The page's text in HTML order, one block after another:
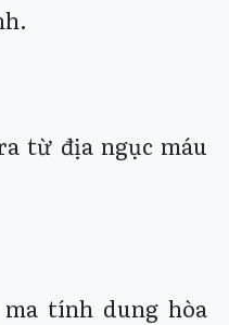
từ địa ngục máu
tính dung hòa